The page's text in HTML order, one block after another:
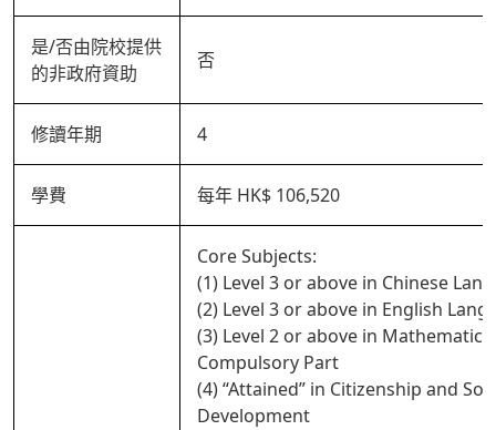
是/否由院校提供
的非政府資助
否
修讀年期 4
學費 每年 HK$ 106,520
Core Subjects:
(1) Level 3 or above in Chinese
(2) Level 3 or above in English
(3) Level 2 or above in Mathematics
Compulsory Part
(4) “Attained” in Citizenship and
Development